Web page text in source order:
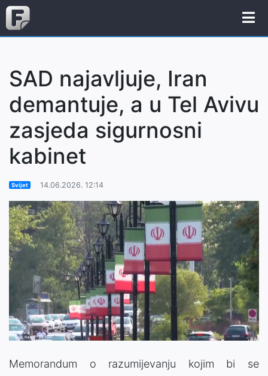
SAD najavljuje, Iran
demantuje, a u Tel Avivu
zasjeda sigurnosni
kabinet
Svijet 14.06.2026. 12:14
Memorandum o razumijevanju kojim bi se